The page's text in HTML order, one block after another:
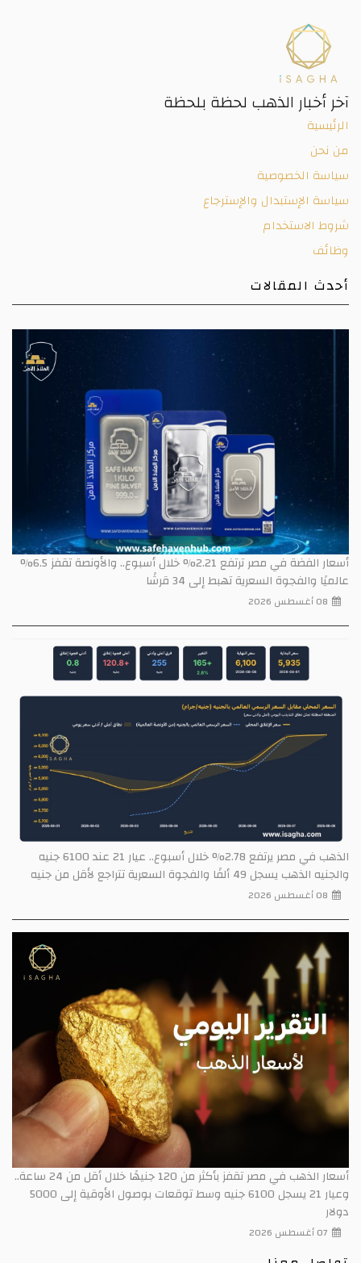
آخر أخبار الذهب لحظة بلحظة
الرئيسية
من نحن
سياسة الخصوصية
سياسة الإستبدال والإسترجاع
شروط الاستخدام
وظائف
أحدث المقالات
أسعار الفضة في مصر ترتفع 2.21% خلال أسبوع.. والأونصة تقفز 6.5%
عالميًا والفجوة السعرية تهبط إلى 34 قرشًا
08 أغسطس 2026
الذهب في مصر يرتفع 2.78% خلال أسبوع.. عيار 21 عند 6100 جنيه
والجنيه الذهب يسجل 49 ألفًا والفجوة السعرية تتراجع لأقل من جنيه
08 أغسطس 2026
أسعار الذهب في مصر تقفز بأكثر من 120 جنيهًا خلال أقل من 24 ساعة..
وعيار 21 يسجل 6100 جنيه وسط توقعات بوصول الأوقية إلى 5000
دولار
07 أغسطس 2026